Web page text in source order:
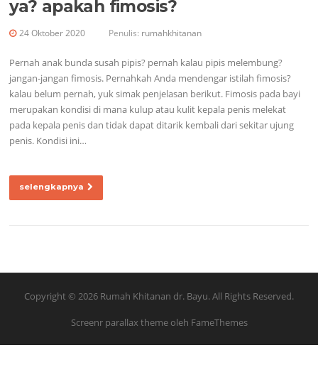
ya? apakah fimosis?
24 Oktober 2020 Penulis: rumahkhitanan
Pernah anak bunda susah pipis? pernah kalau pipis melembung?
jangan-jangan fimosis. Pernahkah Anda mendengar istilah fimosis?
kalau belum pernah, yuk simak penjelasan berikut. Fimosis pada bayi
merupakan kondisi di mana kulup atau kulit kepala penis melekat
pada kepala penis dan tidak dapat ditarik kembali dari sekitar ujung
penis. Kondisi ini…
selengkapnya
Copyright © 2026 Rumah Khitanan dr. Bayu. All Rights Reserved.
Screenr parallax themeoleh FameThemes